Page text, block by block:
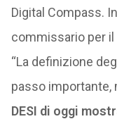
Digital Compass.
commissario per
“La definizione
passo importante,
DESI di oggi